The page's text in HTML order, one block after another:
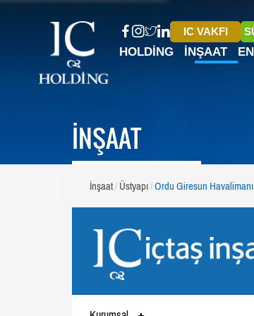
IC VAKFI
HOLDING İNŞAAT
İNŞAAT
İnşaat Üstyapı Ordu Giresun Havalimanı